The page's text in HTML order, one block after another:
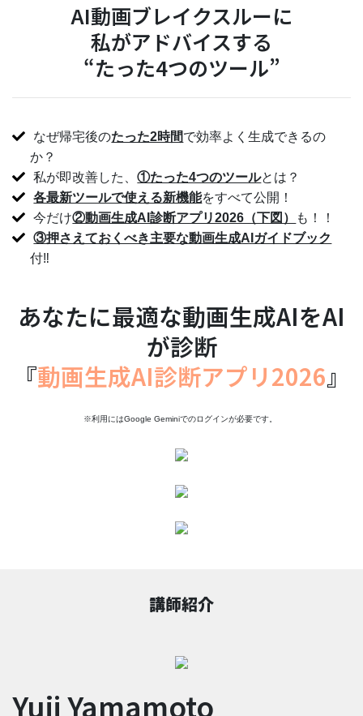
AI動画ブレイクスルーに
私がアドバイスする
“たった4つのツール”
なぜ帰宅後のたった2時間で効率よく生成できるの
か？
私が即改善した、①たった4つのツールとは？
各最新ツールで使える新機能をすべて公開！
今だけ②動画生成AI診断アプリ2026（下図）
も！！
③押さえておくべき主要な動画生成AIガイドブック
付‼️
あなたに最適な動画生成AIをAI
が診断
『動画生成AI診断アプリ2026』
※利用にはGoogle Geminiでのログインが必要です。
講師紹介
Yuji Yamamoto